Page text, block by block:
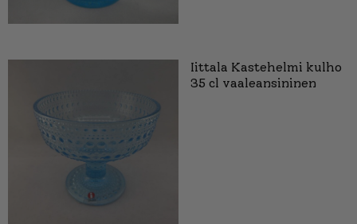
Iittala Kastehelmi kulho
35 cl vaaleansininen